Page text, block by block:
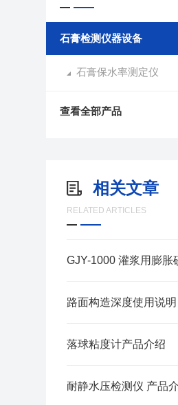
石膏检测仪器设备
石膏保水率测定仪
查看全部产品
相关文章
RELATED ARTICLES
路面构造深度使用说明
落球粘度计产品介绍
耐静水压检测仪 产品